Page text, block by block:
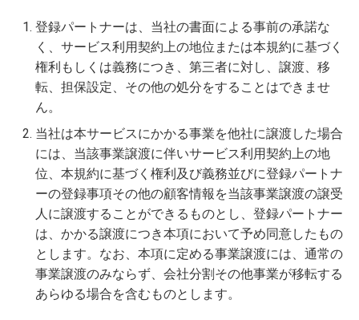
登録パートナーは、当社の書面による事前の承諾な
く、サービス利用契約上の地位または本規約に基づく
権利もしくは義務につき、第三者に対し、譲渡、移
転、担保設定、その他の処分をすることはできませ
ん。
当社は本サービスにかかる事業を他社に譲渡した場合
には、当該事業譲渡に伴いサービス利用契約上の地
位、本規約に基づく権利及び義務並びに登録パートナ
ーの登録事項その他の顧客情報を当該事業譲渡の譲受
人に譲渡することができるものとし、登録パートナー
は、かかる譲渡につき本項において予め同意したもの
とします。なお、本項に定める事業譲渡には、通常の
事業譲渡のみならず、会社分割その他事業が移転する
あらゆる場合を含むものとします。